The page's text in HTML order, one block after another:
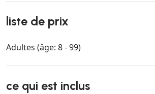
liste de prix
Adultes (âge: 8 - 99)
ce qui est inclus